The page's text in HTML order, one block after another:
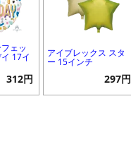
ェッ
17イ
312円
アイブレックス スタ
ー 15インチ
297円